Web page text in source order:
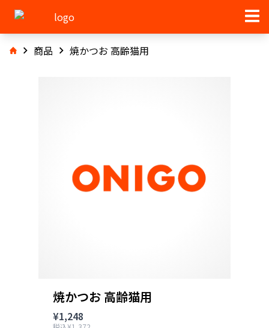
商品 焼かつお 高齢猫用
焼かつお 高齢猫用
¥1,248